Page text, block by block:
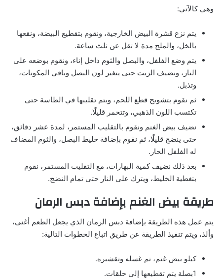
وهي كالآتي:
يتم نزع قشرة البيض الخارجية، ونقوم بتقطيع البيضة، ونقعها
بالخل، والملح مدة لا تقل عن ثلث ساعة.
يتم وضع الفلفل، والبصل والثوم داخل إناء، ونقوم بوضعه على
النار، ونضيف الزيت حتى يتغير لون البصل وباقي المكونات،
وتذبل.
ثم نقوم بتشويح قطع اللحم، ويتم تقليبها في الطاسة حتى
تكتسب اللون الذهبي، وتتحمر قليلًا.
نضيف بيض الغنم ونقوم بالتقليب المستمر، لمدة عشر دقائق،
حتى ينضج قليلًا، ثم نقوم بإضافة خليط البصل، والثوم المضاف
له الفلفل الحار.
بعد ذلك نضيف كمية البهارات، مع التقليب المستمر، نقوم
بتغطية الخليط، ويترك على النار حتى تمام النضج.
طريقة بيض الغنم بإضافة دبس الرمان
يتم عمل هذه الطريقة بإضافة دبس الرمان الذي يجعل الطعم أغنى،
وألذ، ويتم تنفيذ الطريقة عن طريق اتباع الخطوات التالية:
كيلو بيض غنم، تم غسله وتقشيره.
1بصلة يتم تقطيعها إلى حلقات.